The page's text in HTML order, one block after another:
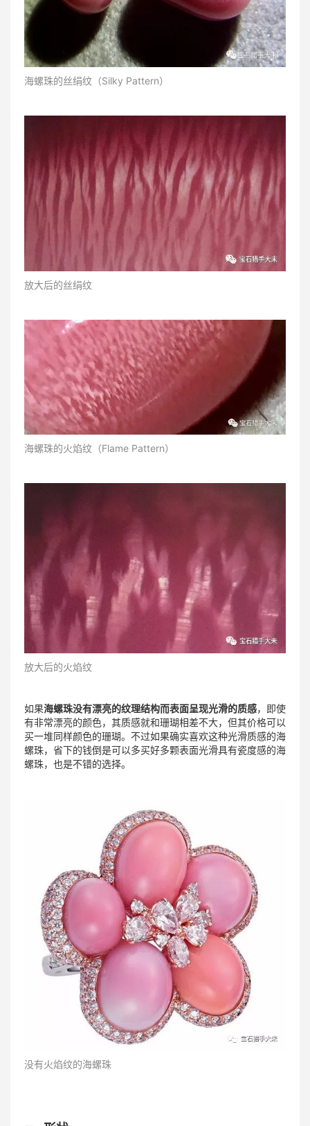
海螺珠的丝绢纹（Silky Pattern）
放大后的丝绢纹
海螺珠的火焰纹（Flame Pattern）
放大后的火焰纹
如果海螺珠没有漂亮的纹理结构而表面呈现光滑的质感，即使
有非常漂亮的颜色，其质感就和珊瑚相差不大，但其价格可以
买一堆同样颜色的珊瑚。不过如果确实喜欢这种光滑质感的海
螺珠，省下的钱倒是可以多买好多颗表面光滑具有瓷度感的海
螺珠，也是不错的选择。
没有火焰纹的海螺珠